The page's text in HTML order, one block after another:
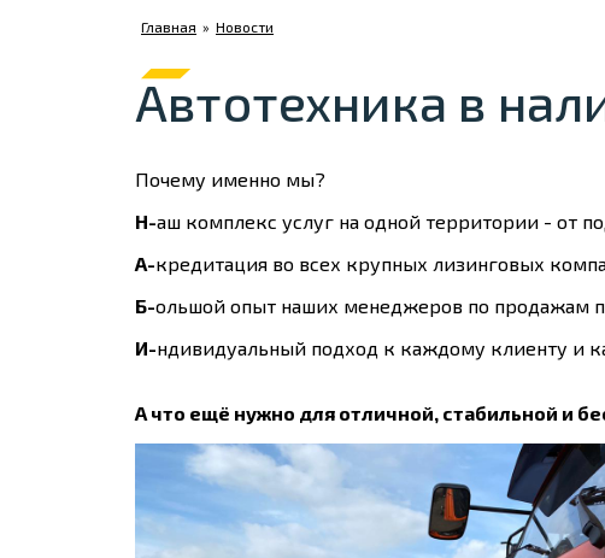
Главная » Новости
Автотехника в
Почему именно мы?
Н-аш комплекс услуг на одной территории - от
А-кредитация во всех крупных лизинговых
Б-ольшой опыт наших менеджеров по продажам
И-ндивидуальный подход к каждому клиенту и
А что ещё нужно для отличной, стабильной и